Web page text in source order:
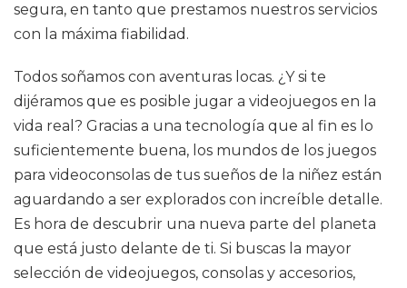
segura, en tanto que prestamos nuestros servicios
con la máxima fiabilidad.
Todos soñamos con aventuras locas. ¿Y si te
dijéramos que es posible jugar a videojuegos en la
vida real? Gracias a una tecnología que al fin es lo
suficientemente buena, los mundos de los juegos
para videoconsolas de tus sueños de la niñez están
aguardando a ser explorados con increíble detalle.
Es hora de descubrir una nueva parte del planeta
que está justo delante de ti. Si buscas la mayor
selección de videojuegos, consolas y accesorios,